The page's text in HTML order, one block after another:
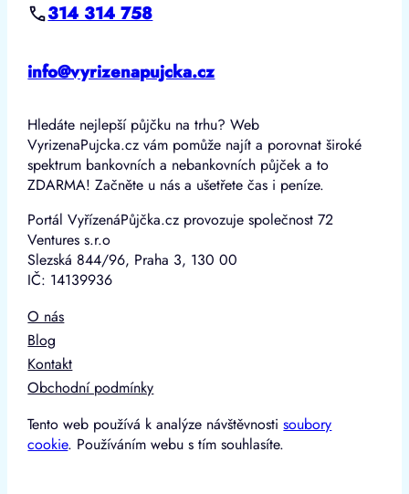
314 314 758
info@vyrizenapujcka.cz
Hledáte nejlepší půjčku na trhu? Web
VyrizenaPujcka.cz vám pomůže najít a porovnat široké
spektrum bankovních a nebankovních půjček a to
ZDARMA! Začněte u nás a ušetřete čas i peníze.
Portál VyřízenáPůjčka.cz provozuje společnost 72
Ventures s.r.o
Slezská 844/96, Praha 3, 130 00
IČ: 14139936
O nás
Blog
Kontakt
Obchodní podmínky
Tento web používá k analýze návštěvnostisoubory
cookie. Používáním webu s tím souhlasíte.